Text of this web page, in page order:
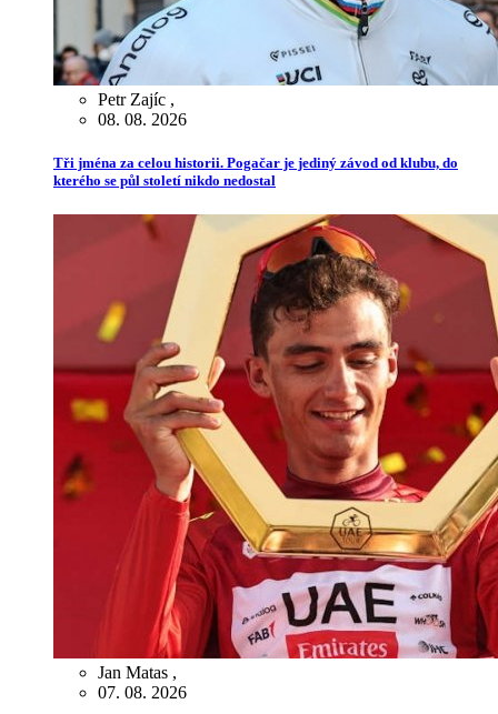
Petr Zajíc ,
08. 08. 2026
Tři jména za celou historii. Pogačar je jediný závod od klubu, do
kterého se půl století nikdo nedostal
Jan Matas ,
07. 08. 2026